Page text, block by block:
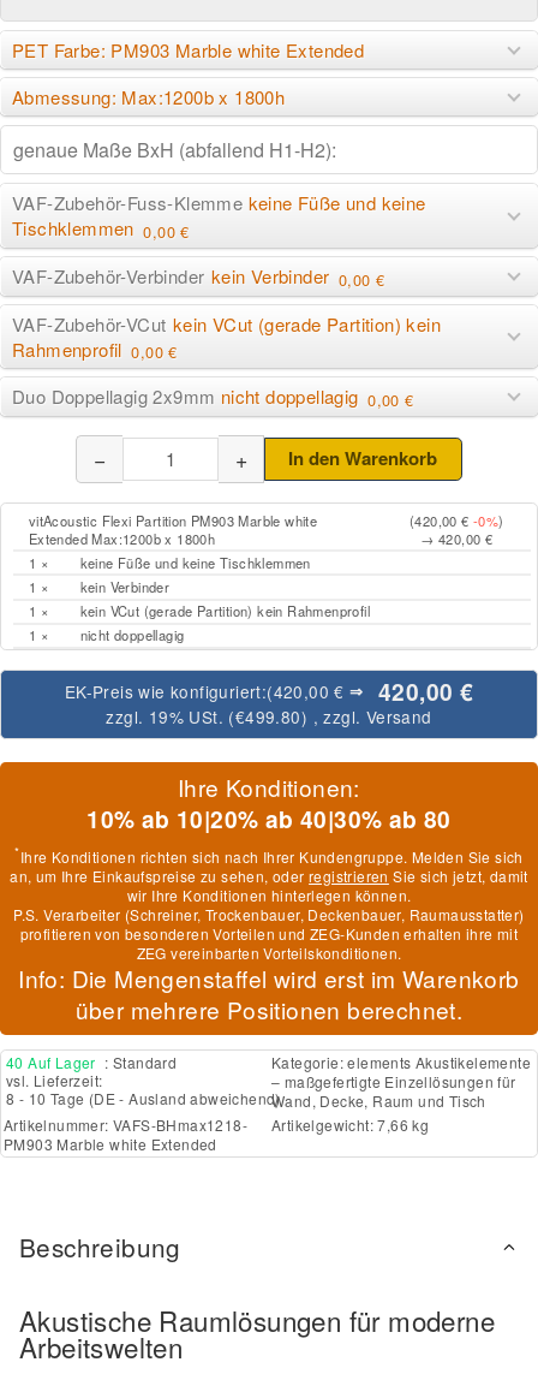
PET Farbe: PM903 Marble white Extended
Abmessung: Max:1200b x 1800h
VAF-Zubehör-Fuss-Klemme keine Füße und keine
Tischklemmen 0,00 €
VAF-Zubehör-Verbinder kein Verbinder 0,00 €
VAF-Zubehör-VCut kein VCut (gerade Partition) kein
Rahmenprofil 0,00 €
Duo Doppellagig 2x9mm nicht doppellagig 0,00 €
vitAcoustic Flexi Partition PM903 Marble white
Extended Max:1200b x 1800h
(420,00 € -0%)
→ 420,00 €
1 ×
keine Füße und keine Tischklemmen
1 ×
kein Verbinder
1 ×
kein VCut (gerade Partition) kein Rahmenprofil
1 ×
nicht doppellagig
EK-Preis wie konfiguriert:(420,00 € ⇒ 420,00 €
zzgl. 19% USt. (€499.80) , zzgl. Versand
− + In den Warenkorb
Ihre Konditionen:
10% ab 10|20% ab 40|30% ab 80
*Ihre Konditionen richten sich nach Ihrer Kundengruppe. Melden Sie sich
an, um Ihre Einkaufspreise zu sehen, oderregistrieren Sie sich jetzt, damit
wir Ihre Konditionen hinterlegen können.
P.S. Verarbeiter (Schreiner, Trockenbauer, Deckenbauer, Raumausstatter)
profitieren von besonderen Vorteilen und ZEG-Kunden erhalten ihre mit
ZEG vereinbarten Vorteilskonditionen.
Info: Die Mengenstaffel wird erst im Warenkorb
über mehrere Positionen berechnet.
40 Auf Lager : Standard
vsl. Lieferzeit:
8 - 10 Tage (DE - Ausland abweichend)
Kategorie:elements Akustikelemente
– maßgefertigte Einzellösungen für
Wand, Decke, Raum und Tisch
Artikelnummer: VAFS-BHmax1218-
PM903 Marble white Extended
Artikelgewicht: 7,66 kg
Beschreibung
Akustische Raumlösungen für moderne
Arbeitswelten